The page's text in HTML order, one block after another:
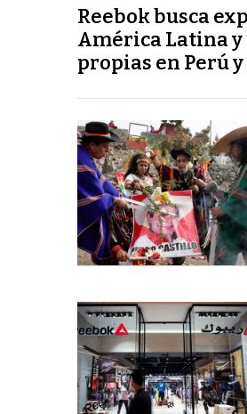
Reebok busca
América Latina
propias en Perú